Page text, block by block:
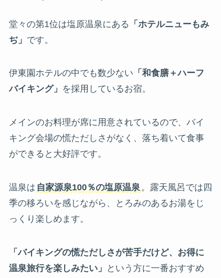
堂々の第1位は塩原温泉にある 「ホテルニューもみ
ぢ」 です。
伊東園ホテルの中でも数少ない 「和食膳＋ハーフ
バイキング」 を採用しているお宿。
メインのお料理が席に用意されているので、バイ
キング会場の慌ただしさがなく、落ち着いて食事
ができると大好評です。
温泉は 自家源泉100％の塩原温泉。露天風呂では四
季の移ろいを感じながら、とろみのあるお湯をじ
っくり楽しめます。
「バイキングの慌ただしさが苦手だけど、お得に
温泉旅行を楽しみたい」
という方に一番おすすめ